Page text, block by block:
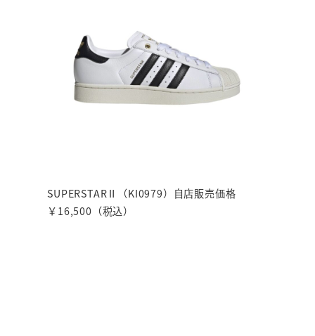
SUPERSTARⅡ（KI0979）自店販売価格
￥16,500（税込）